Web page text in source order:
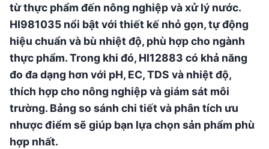
từ thực phẩm đến nông nghiệp và xử lý nước.
HI981035 nổi bật với thiết kế nhỏ gọn, tự động
hiệu chuẩn và bù nhiệt độ, phù hợp cho ngành
thực phẩm. Trong khi đó, HI12883 có khả năng
đo đa dạng hơn với pH, EC, TDS và nhiệt độ,
thích hợp cho nông nghiệp và giám sát môi
trường. Bảng so sánh chi tiết và phân tích ưu
nhược điểm sẽ giúp bạn lựa chọn sản phẩm phù
hợp nhất.